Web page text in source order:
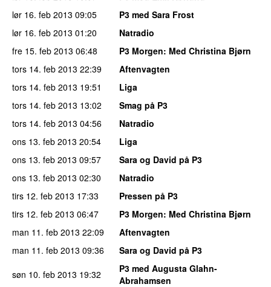
lør 16. feb 2013 09:05
P3 med Sara Frost
lør 16. feb 2013 01:20
Natradio
fre 15. feb 2013 06:48 P3 Morgen: Med Christina Bjørn
tors 14. feb 2013 22:39
Aftenvagten
tors 14. feb 2013 19:51
Liga
tors 14. feb 2013 13:02
Smag på P3
tors 14. feb 2013 04:56
Natradio
ons 13. feb 2013 20:54
Liga
ons 13. feb 2013 09:57
Sara og David på P3
ons 13. feb 2013 02:30
Natradio
tirs 12. feb 2013 17:33
Pressen på P3
tirs 12. feb 2013 06:47 P3 Morgen: Med Christina Bjørn
man 11. feb 2013 22:09
Aftenvagten
man 11. feb 2013 09:36
Sara og David på P3
søn 10. feb 2013 19:32
P3 med Augusta Glahn-
Abrahamsen